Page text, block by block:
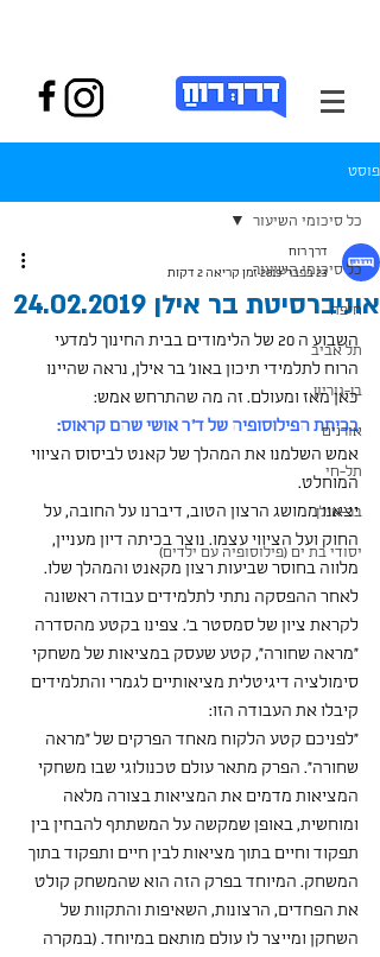
פוסט
כל סיכומי השיעור
חיפה
תל אביב
בן-גוריון
אורנים
תל-חי
בר-אילן
יסודי בת ים (פילוסופיה עם ילדים)
כל סיכומי השיעור
אוניברסיטת בר אילן 24.02.2019
דרך רוח
23 בפבר׳ 2019
זמן קריאה 2 דקות
השבוע ה 20 של הלימודים בבית החינוך למדעי
הרוח לתלמידי תיכון באונ' בר אילן, נראה שהיינו
כאן מאז ומעולם. זה מה שהתרחש אמש:
בכיתת הפילוסופיה של ד"ר אושי שהם קראוס:
אמש השלמנו את המהלך של קאנט לביסוס הציווי
המוחלט.
יצאנו ממושג הרצון הטוב, דיברנו על החובה, על
החוק ועל הציווי עצמו. נוצר בכיתה דיון מעניין,
מלווה בחוסר שביעות רצון מקאנט והמהלך שלו.
לאחר ההפסקה נתתי לתלמידים עבודה ראשונה
לקראת ציון של סמסטר ב'. צפינו בקטע מהסדרה
"מראה שחורה", קטע שעסק במציאות של משחקי
סימולציה דיגיטלית מציאותיים לגמרי והתלמידים
קיבלו את העבודה הזו:
"לפניכם קטע הלקוח מאחד הפרקים של "מראה
שחורה". הפרק מתאר עולם טכנולוגי שבו משחקי
המציאות מדמים את המציאות בצורה מלאה
ומוחשית, באופן שמקשה על המשתתף להבחין בין
תפקוד וחיים בתוך מציאות לבין חיים ותפקוד בתוך
המשחק. המיוחד בפרק הזה הוא שהמשחק קולט
את הפחדים, הרצונות, השאיפות והתקוות של
השחקן ומייצר לו עולם מותאם במיוחד. (במקרה